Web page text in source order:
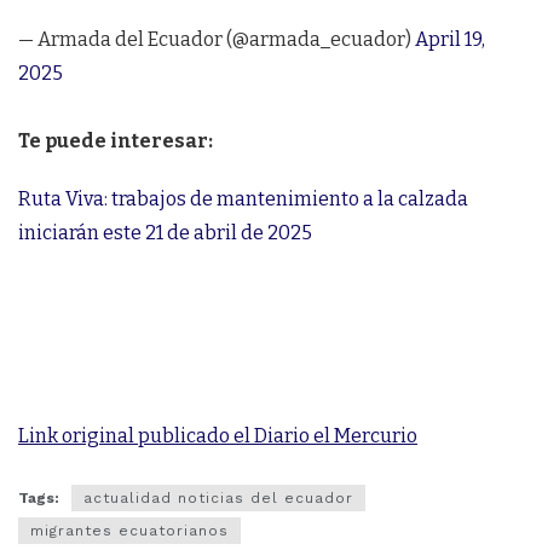
— Armada del Ecuador (@armada_ecuador) April 19,
2025
Te puede interesar:
Ruta Viva: trabajos de mantenimiento a la calzada
iniciarán este 21 de abril de 2025
Link original publicado el Diario el Mercurio
Tags:
actualidad noticias del ecuador
migrantes ecuatorianos